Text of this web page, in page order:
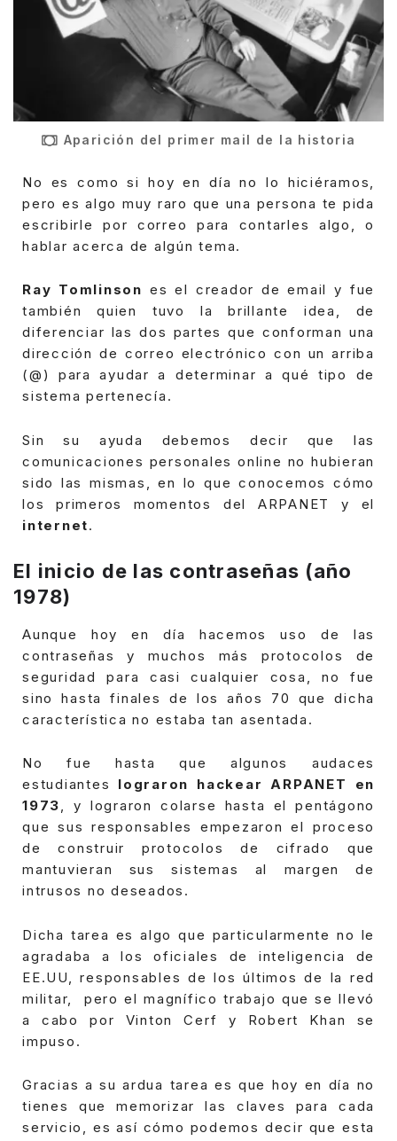
Aparición del primer mail de la historia
No es como si hoy en día no lo hiciéramos,
pero es algo muy raro que una persona te pida
escribirle por correo para contarles algo, o
hablar acerca de algún tema.
Ray Tomlinson es el creador de email y fue
también quien tuvo la brillante idea, de
diferenciar las dos partes que conforman una
dirección de correo electrónico con un arriba
(@) para ayudar a determinar a qué tipo de
sistema pertenecía.
Sin su ayuda debemos decir que las
comunicaciones personales online no hubieran
sido las mismas, en lo que conocemos cómo
los primeros momentos del ARPANET y el
internet.
El inicio de las contraseñas (año
1978)
Aunque hoy en día hacemos uso de las
contraseñas y muchos más protocolos de
seguridad para casi cualquier cosa, no fue
sino hasta finales de los años 70 que dicha
característica no estaba tan asentada.
No fue hasta que algunos audaces
estudiantes lograron hackear ARPANET en
1973, y lograron colarse hasta el pentágono
que sus responsables empezaron el proceso
de construir protocolos de cifrado que
mantuvieran sus sistemas al margen de
intrusos no deseados.
Dicha tarea es algo que particularmente no le
agradaba a los oficiales de inteligencia de
EE.UU, responsables de los últimos de la red
militar, pero el magnífico trabajo que se llevó
a cabo por Vinton Cerf y Robert Khan se
impuso.
Gracias a su ardua tarea es que hoy en día no
tienes que memorizar las claves para cada
servicio, es así cómo podemos decir que esta